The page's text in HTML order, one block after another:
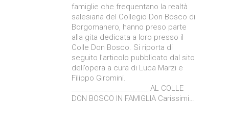
famiglie che frequentano la realtà
salesiana del Collegio Don Bosco di
Borgomanero, hanno preso parte
alla gita dedicata a loro presso il
Colle Don Bosco. Si riporta di
seguito l’articolo pubblicato dal sito
dell’opera a cura di Luca Marzi e
Filippo Giromini.
_________________________ AL COLLE
DON BOSCO IN FAMIGLIA Carissimi…